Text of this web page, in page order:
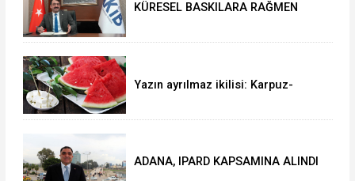
KÜRESEL BASKILARA RAĞMEN
Yazın ayrılmaz ikilisi: Karpuz-
ADANA, IPARD KAPSAMINA ALINDI